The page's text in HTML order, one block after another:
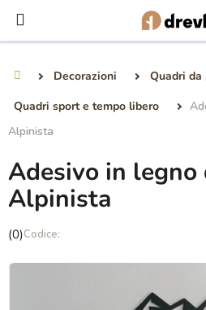
contenuto
Decorazioni
Quadri da
Quadri sport e tempo libero
Alpinista
Adesivo in legno
Alpinista
La
media
(0)